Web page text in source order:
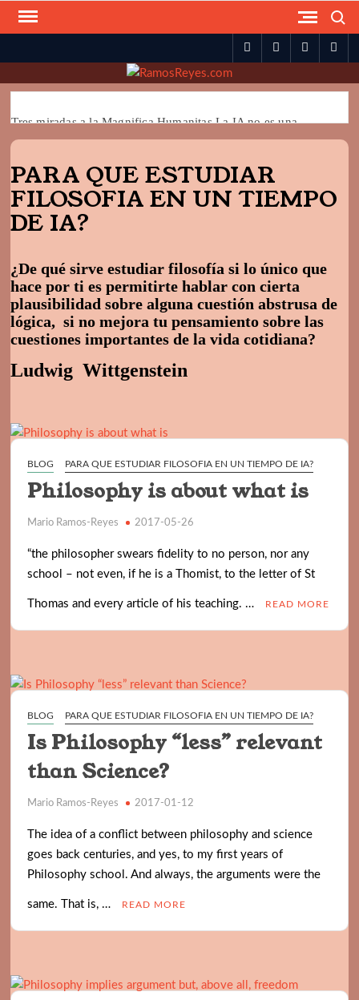
Skip
spotify twitter facebook
Tres miradas a la Magnifica Humanitas La IA no es una
Jürgen Habermas y la necesidad de la religión para la
democracia
Milei y la Libertad
La victoria de Trump: ¿El fin de la democracia?
ALGO SOBRE LA LIBERTAD
NACIONALISMO Y POSMODERNIDAD
POPULISMO POSMODERNO?
BELLEZA Y DEMOCRACIA
PARA QUE ESTUDIAR
FILOSOFIA EN UN TIEMPO
DE IA?
¿De qué sirve estudiar filosofía si lo único que
hace por ti es permitirte hablar con cierta
plausibilidad sobre alguna cuestión abstrusa de
lógica, si no mejora tu pensamiento sobre las
cuestiones importantes de la vida cotidiana?
LudwigWittgenstein
BLOG PARA QUE ESTUDIAR FILOSOFIA EN UN TIEMPO DE IA?
Philosophy is about what is
Mario Ramos-Reyes 2017-05-26
“the philosopher swears fidelity to no person, nor any
school – not even, if he is a Thomist, to the letter of St
Thomas and every article of his teaching. … READ MORE
BLOG PARA QUE ESTUDIAR FILOSOFIA EN UN TIEMPO DE IA?
Is Philosophy “less” relevant
than Science?
Mario Ramos-Reyes 2017-01-12
The idea of a conflict between philosophy and science
goes back centuries, and yes, to my first years of
Philosophy school. And always, the arguments were the
same. That is, … READ MORE